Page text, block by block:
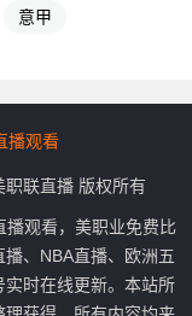
意甲
播观看
联直播 版权所有
观看，美职业免费比
、NBA直播、欧洲五
时在线更新。本站所